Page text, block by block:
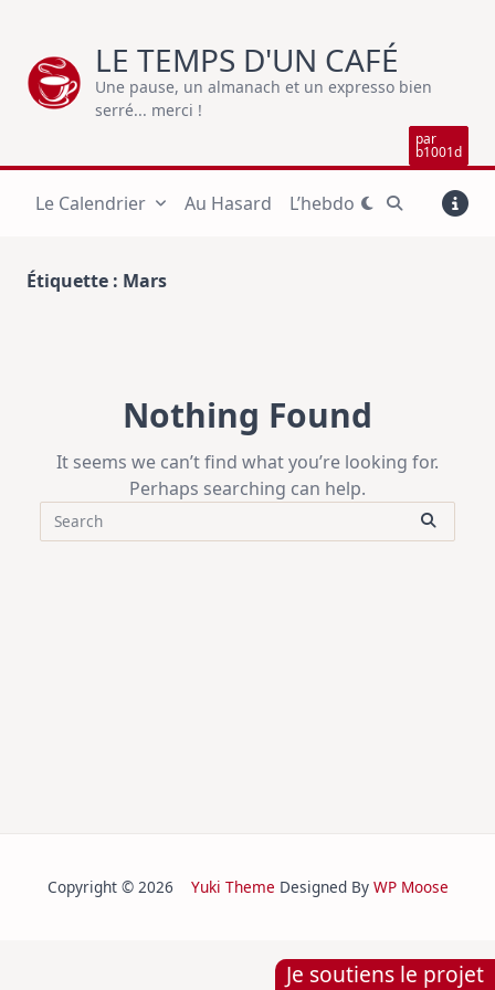
Je soutiens le projet
content
LE TEMPS D'UN CAFÉ
Une pause, un almanach et un expresso bien
serré... merci !
par
b1001d
Le Calendrier Au Hasard L’hebdo
Étiquette : Mars
Nothing Found
It seems we can’t find what you’re looking for.
Perhaps searching can help.
Search
Copyright © 2026 Yuki Theme Designed By WP Moose